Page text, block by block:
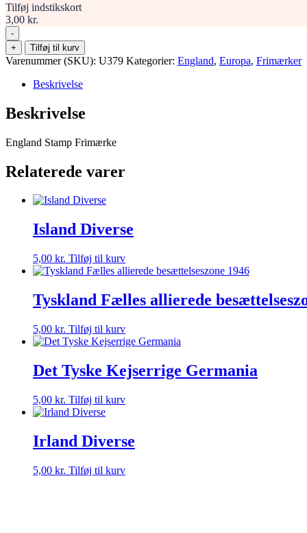
Tilføj indstikskort
3,00 kr.
-
England
Stamp
antal
+ Tilføj til kurv
Varenummer (SKU): U379 Kategorier: England, Europa, Frimærker
Beskrivelse
Beskrivelse
England Stamp Frimærke
Relaterede varer
Island Diverse
5,00 kr. Tilføj til kurv
Tyskland Fælles allierede
5,00 kr. Tilføj til kurv
Det Tyske Kejserrige Germania
5,00 kr. Tilføj til kurv
Irland Diverse
5,00 kr. Tilføj til kurv